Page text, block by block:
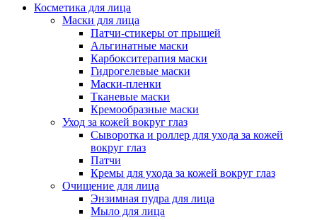
Косметика для лица
Маски для лица
Патчи-стикеры от прыщей
Альгинатные маски
Карбокситерапия маски
Гидрогелевые маски
Маски-пленки
Тканевые маски
Кремообразные маски
Уход за кожей вокруг глаз
Сыворотка и роллер для ухода за кожей
вокруг глаз
Патчи
Кремы для ухода за кожей вокруг глаз
Очищение для лица
Энзимная пудра для лица
Мыло для лица